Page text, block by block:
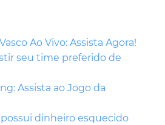
Ao Vivo: Assista Agora!
seu time preferido de
Assista ao Jogo da
dinheiro esquecido